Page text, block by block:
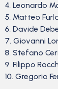
4. Leonardo
5. Matteo
6. Davide
7. Giovanni
8. Stefano
9. Filippo
10. Gregorio